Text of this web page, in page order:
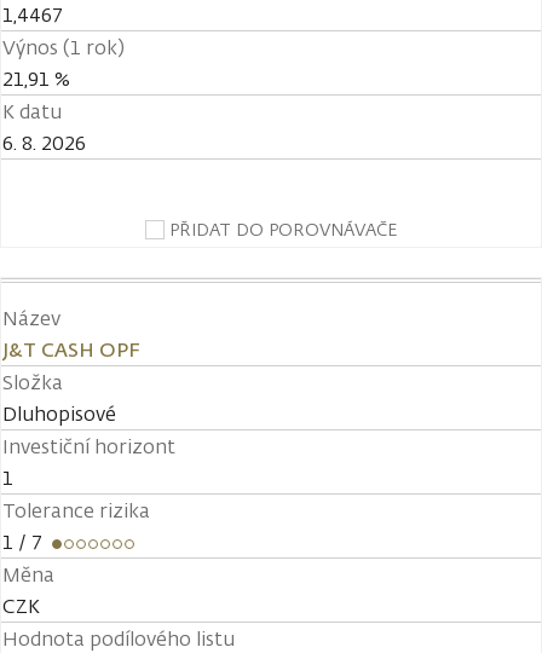
1,4467
Výnos (1 rok)
21,91 %
K datu
6. 8. 2026
PŘIDAT DO POROVNÁVAČE
Název
J&T CASH OPF
Složka
Dluhopisové
Investiční horizont
1
Tolerance rizika
1 / 7
Měna
CZK
Hodnota podílového listu